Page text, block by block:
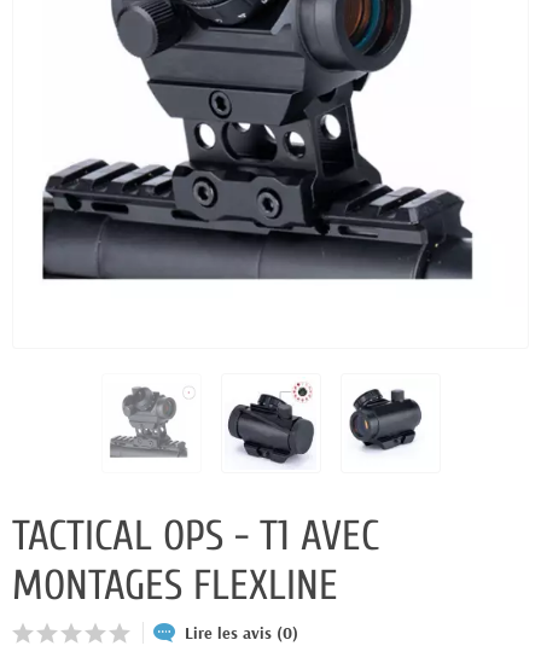
TACTICAL OPS - T1 AVEC
MONTAGES FLEXLINE
Lire les avis (0)